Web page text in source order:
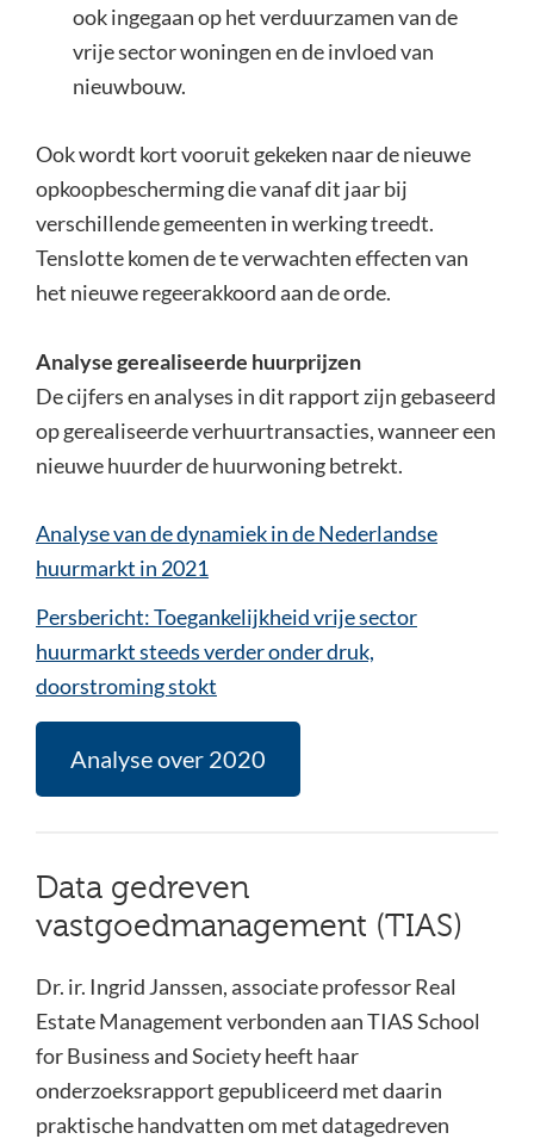
ook ingegaan op het verduurzamen van de
vrije sector woningen en de invloed van
nieuwbouw.
Ook wordt kort vooruit gekeken naar de nieuwe
opkoopbescherming die vanaf dit jaar bij
verschillende gemeenten in werking treedt.
Tenslotte komen de te verwachten effecten van
het nieuwe regeerakkoord aan de orde.
Analyse gerealiseerde huurprijzen
De cijfers en analyses in dit rapport zijn gebaseerd
op gerealiseerde verhuurtransacties, wanneer een
nieuwe huurder de huurwoning betrekt.
Analyse van de dynamiek in de Nederlandse
huurmarkt in 2021
Persbericht: Toegankelijkheid vrije sector
huurmarkt steeds verder onder druk,
doorstroming stokt
Analyse over 2020
Data gedreven
vastgoedmanagement (TIAS)
Dr. ir. Ingrid Janssen, associate professor Real
Estate Management verbonden aan TIAS School
for Business and Society heeft haar
onderzoeksrapport gepubliceerd met daarin
praktische handvatten om met datagedreven